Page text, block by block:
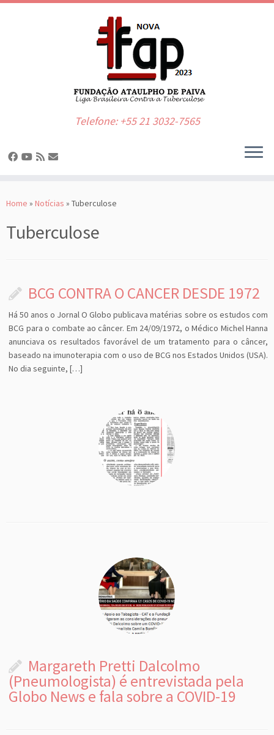
to
Telefone: +55 21 3032-7565
Home » Notícias » Tuberculose
Tuberculose
BCG CONTRA O CANCER DESDE 1972
Há 50 anos o Jornal O Globo publicava matérias sobre os estudos com
BCG para o combate ao câncer. Em 24/09/1972, o Médico Michel Hanna
anunciava os resultados favorável de um tratamento para o câncer,
baseado na imunoterapia com o uso de BCG nos Estados Unidos (USA).
No dia seguinte, […]
Margareth Pretti Dalcolmo
(Pneumologista) é entrevistada pela
Globo News e fala sobre a COVID-19